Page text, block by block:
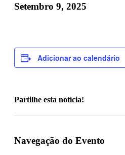
Setembro 9, 2025
Adicionar ao calendário
Partilhe esta notícia!
Navegação do Evento